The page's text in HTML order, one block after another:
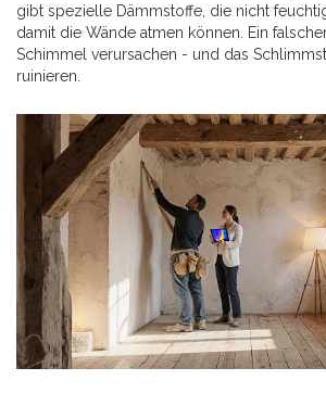
gibt spezielle Dämmstoffe, die nicht
damit die Wände atmen können. Ein
Schimmel verursachen - und das
ruinieren.